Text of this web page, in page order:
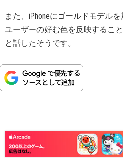
また、iPhoneにゴールドモデル
ユーザーの好む色を反映するこ
と話したそうです。